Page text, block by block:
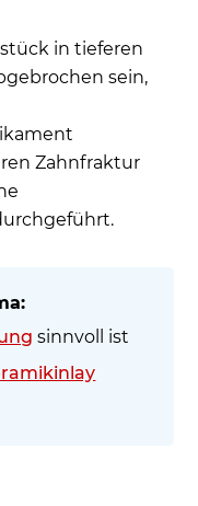
in tieferen
sein,
Zahnfraktur
sinnvoll ist